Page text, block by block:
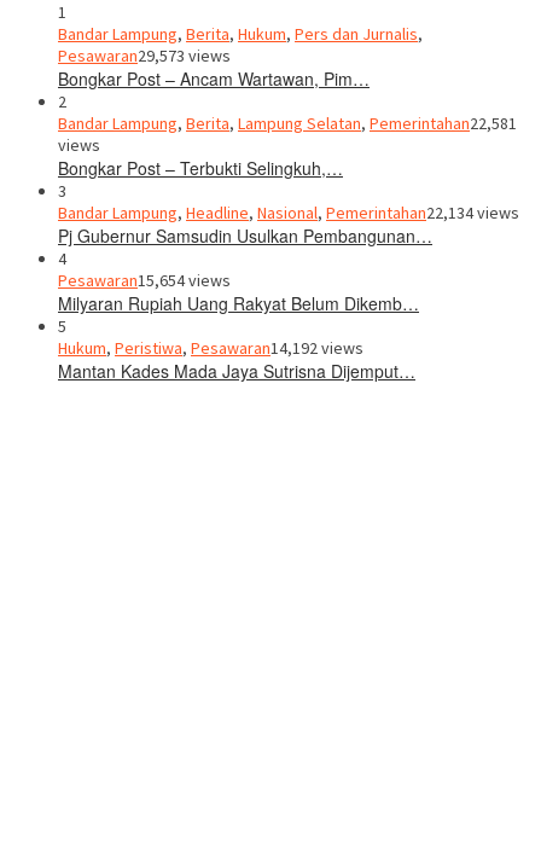
1
Bandar Lampung, Berita, Hukum, Pers dan Jurnalis,
Pesawaran29,573 views
Bongkar Post – Ancam Wartawan, Pim…
2
Bandar Lampung, Berita, Lampung Selatan, Pemerintahan22,581
views
Bongkar Post – Terbukti Selingkuh,…
3
Bandar Lampung, Headline, Nasional, Pemerintahan22,134 views
Pj Gubernur Samsudin Usulkan Pembangunan…
4
Pesawaran15,654 views
Milyaran Rupiah Uang Rakyat Belum Dikemb…
5
Hukum, Peristiwa, Pesawaran14,192 views
Mantan Kades Mada Jaya Sutrisna Dijemput…